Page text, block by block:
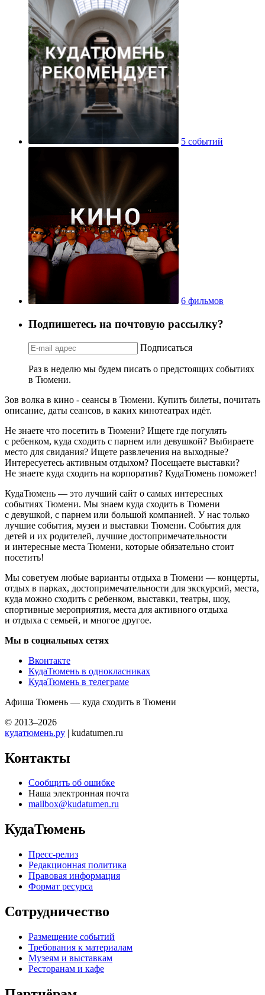
5 событий
6 фильмов
Подпишетесь на почтовую рассылку?
Подписаться
Раз в неделю мы будем писать о предстоящих событиях
в Тюмени.
Зов волка в кино - сеансы в Тюмени. Купить билеты, почитать
описание, даты сеансов, в каких кинотеатрах идёт.
Не знаете что посетить в Тюмени? Ищете где погулять
с ребенком, куда сходить с парнем или девушкой? Выбираете
место для свидания? Ищете развлечения на выходные?
Интересуетесь активным отдыхом? Посещаете выставки?
Не знаете куда сходить на корпоратив? КудаТюмень поможет!
КудаТюмень — это лучший сайт о самых интересных
событиях Тюмени. Мы знаем куда сходить в Тюмени
с девушкой, с парнем или большой компанией. У нас только
лучшие события, музеи и выставки Тюмени. События для
детей и их родителей, лучшие достопримечательности
и интересные места Тюмени, которые обязательно стоит
посетить!
Мы советуем любые варианты отдыха в Тюмени — концерты,
отдых в парках, достопримечательности для экскурсий, места,
куда можно сходить с ребенком, выставки, театры, шоу,
спортивные мероприятия, места для активного отдыха
и отдыха с семьей, и многое другое.
Мы в социальных сетях
Вконтакте
КудаТюмень в однокласниках
КудаТюмень в телеграме
Афиша Тюмень — куда сходить в Тюмени
© 2013–2026
кудатюмень.ру | kudatumen.ru
Контакты
Сообщить об ошибке
Наша электронная почта
mailbox@kudatumen.ru
КудаТюмень
Пресс-релиз
Редакционная политика
Правовая информация
Формат ресурса
Сотрудничество
Размещение событий
Требования к материалам
Музеям и выставкам
Ресторанам и кафе